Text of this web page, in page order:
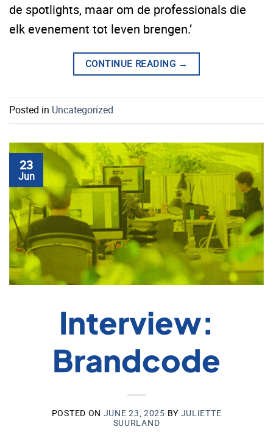
de spotlights, maar om de professionals die
elk evenement tot leven brengen.’
CONTINUE READING →
Posted in Uncategorized
23
Jun
Interview:
Brandcode
POSTED ON JUNE 23, 2025 BY JULIETTE
SUURLAND